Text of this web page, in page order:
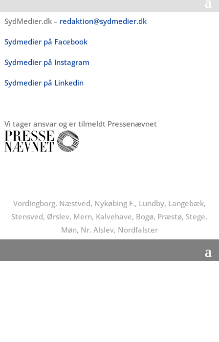
SydMedier.dk – redaktion@sydmedier.dk
Sydmedier på Facebook
Sydmedier på Instagram
Sydmedier på Linkedin
Vi tager ansvar og er tilmeldt Pressenævnet
Vordingborg, Næstved, Nykøbing F., Lundby, Langebæk,
Stensved, Ørslev, Mern, Kalvehave, Bogø, Præstø, Stege,
Møn, Nr. Alslev, Nordfalster